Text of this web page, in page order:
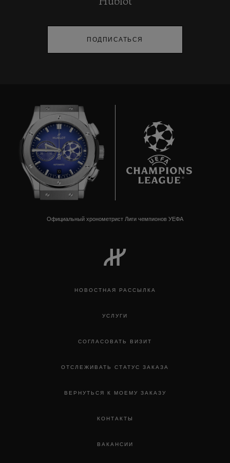
Hublot
ПОДПИСАТЬСЯ
10
Официальный хронометрист Лиги чемпионов УЕФА
НОВОСТНАЯ РАССЫЛКА
УСЛУГИ
СОГЛАСОВАТЬ ВИЗИТ
ОТСЛЕЖИВАТЬ СТАТУС ЗАКАЗА
ВЕРНУТЬСЯ К МОЕМУ ЗАКАЗУ
КОНТАКТЫ
ВАКАНСИИ